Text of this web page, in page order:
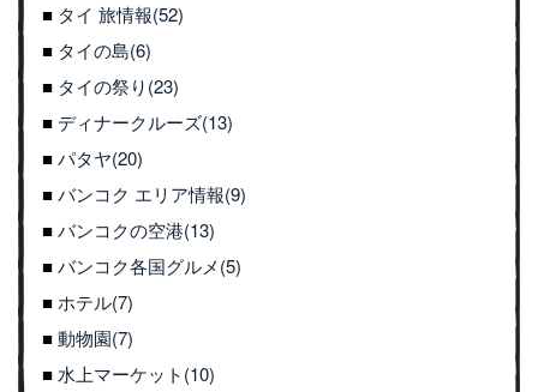
タイ 旅情報(52)
タイの島(6)
タイの祭り(23)
ディナークルーズ(13)
パタヤ(20)
バンコク エリア情報(9)
バンコクの空港(13)
バンコク各国グルメ(5)
ホテル(7)
動物園(7)
水上マーケット(10)